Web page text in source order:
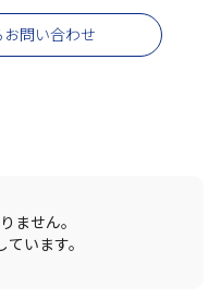
お問い合わせ
ません。
います。